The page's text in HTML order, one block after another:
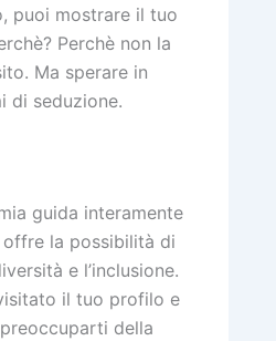
puoi mostrare il tuo
Perchè non la
Ma sperare in
di seduzione.
guida interamente
offre la possibilità di
e l’inclusione.
il tuo profilo e
della